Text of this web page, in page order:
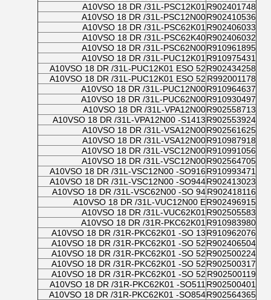
R902401748
A10VSO 18 DR /31L-PSC12K01
R902410536
A10VSO 18 DR /31L-PSC12N00
R902406033
A10VSO 18 DR /31L-PSC62K01
R902406032
A10VSO 18 DR /31L-PSC62K40
R910961895
A10VSO 18 DR /31L-PSC62N00
R910975431
A10VSO 18 DR /31L-PUC12K01
R902434258
A10VSO 18 DR /31L-PUC12K01 ESO 52
R992001178
A10VSO 18 DR /31L-PUC12K01 ESO 52
R910964637
A10VSO 18 DR /31L-PUC12N00
R910930497
A10VSO 18 DR /31L-PUC62N00
R902558713
A10VSO 18 DR /31L-VPA12N00
R902553924
A10VSO 18 DR /31L-VPA12N00 -S1413
R902561625
A10VSO 18 DR /31L-VSA12N00
R910987918
A10VSO 18 DR /31L-VSA12N00
R910991056
A10VSO 18 DR /31L-VSC12N00
R902564705
A10VSO 18 DR /31L-VSC12N00
R910993471
A10VSO 18 DR /31L-VSC12N00 -SO916
R902413023
A10VSO 18 DR /31L-VSC12N00 -SO944
R902418116
A10VSO 18 DR /31L-VSC62N00 -SO 94
R902496915
A10VSO 18 DR /31L-VUC12N00 E
R902505583
A10VSO 18 DR /31L-VUC62K01
R910983980
A10VSO 18 DR /31R-PKC62K01
R910962076
A10VSO 18 DR /31R-PKC62K01 -SO 13
R902406504
A10VSO 18 DR /31R-PKC62K01 -SO 52
R902500224
A10VSO 18 DR /31R-PKC62K01 -SO 52
R902500317
A10VSO 18 DR /31R-PKC62K01 -SO 52
R902500119
A10VSO 18 DR /31R-PKC62K01 -SO 52
R902500401
A10VSO 18 DR /31R-PKC62K01 -SO511
R902564365
A10VSO 18 DR /31R-PKC62K01 -SO854